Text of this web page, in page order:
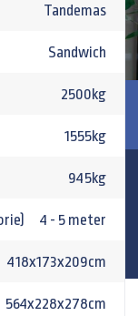
Tandemas
Sandwich
2500kg
1555kg
945kg
4 - 5 meter
418x173x209cm
564x228x278cm